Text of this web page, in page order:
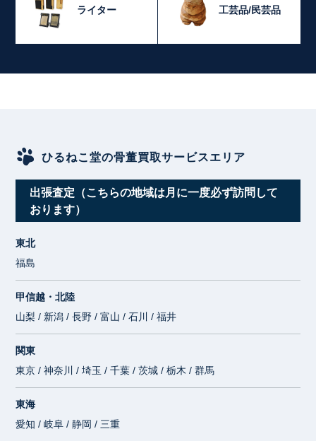
ライター 工芸品/民芸品
ひるねこ堂の骨董買取サービスエリア
出張査定（こちらの地域は月に一度必ず訪問して
おります）
東北
福島
甲信越・北陸
山梨 / 新潟 / 長野 / 富山 / 石川 / 福井
関東
東京 / 神奈川 / 埼玉 / 千葉 / 茨城 / 栃木 / 群馬
東海
愛知 / 岐阜 / 静岡 / 三重